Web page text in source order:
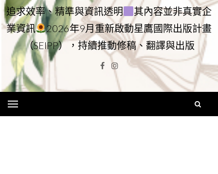
追求效率、精準與資訊透明
其內容並非真實企
業資訊
2026年9月重新啟動星鷹國際出版計畫
（SEIPP），持續推動修稿、翻譯與出版
Facebook
Instagram